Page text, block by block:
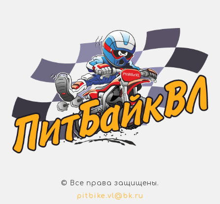
© Все права защищены.
pitbike.vl@bk.ru